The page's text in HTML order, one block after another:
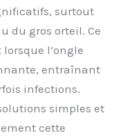
surtout
du gros orteil. Ce
l’ongle
entraînant
infections.
simples et
cette